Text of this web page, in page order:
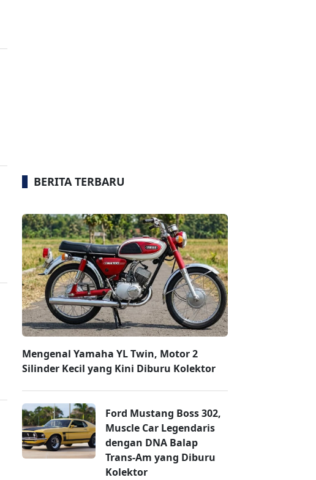
BERITA TERBARU
Mengenal Yamaha YL Twin, Motor 2
Silinder Kecil yang Kini Diburu Kolektor
Ford Mustang Boss 302,
Muscle Car Legendaris
dengan DNA Balap
Trans-Am yang Diburu
Kolektor